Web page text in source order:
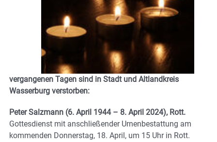
vergangenen Tagen sind in Stadt und Altlandkreis
Wasserburg verstorben:
Peter Salzmann (6. April 1944 – 8. April 2024), Rott.
Gottesdienst mit anschließender Urnenbestattung am
kommenden Donnerstag, 18. April, um 15 Uhr in Rott.